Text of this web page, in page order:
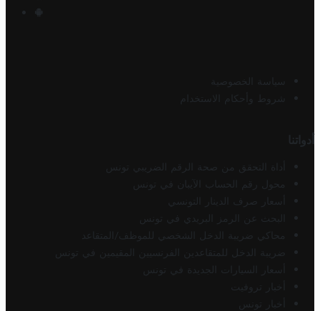
سياسة الخصوصية
شروط وأحكام الاستخدام
أدواتنا
أداة التحقق من صحة الرقم الضريبي تونس
محول رقم الحساب الآيبان في تونس
أسعار صرف الدينار التونسي
البحث عن الرمز البريدي في تونس
محاكي ضريبة الدخل الشخصي للموظف/المتقاعد
ضريبة الدخل للمتقاعدين الفرنسيين المقيمين في تونس
أسعار السيارات الجديدة في تونس
أخبار تروفيت
أخبار تونس